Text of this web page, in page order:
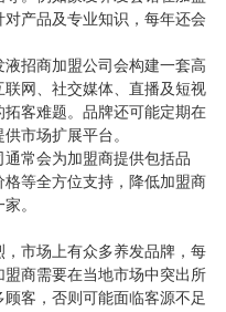
产品及专业知识，每年还会
招商加盟公司会构建一套高
网、社交媒体、直播及短视
客难题。品牌还可能定期在
市场扩展平台。
常会为加盟商提供包括品
等全方位支持，降低加盟商
。
市场上有众多养发品牌，每
商需要在当地市场中突出所
客，否则可能面临客源不足